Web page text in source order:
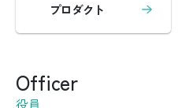
プロダクト
Officer
役員